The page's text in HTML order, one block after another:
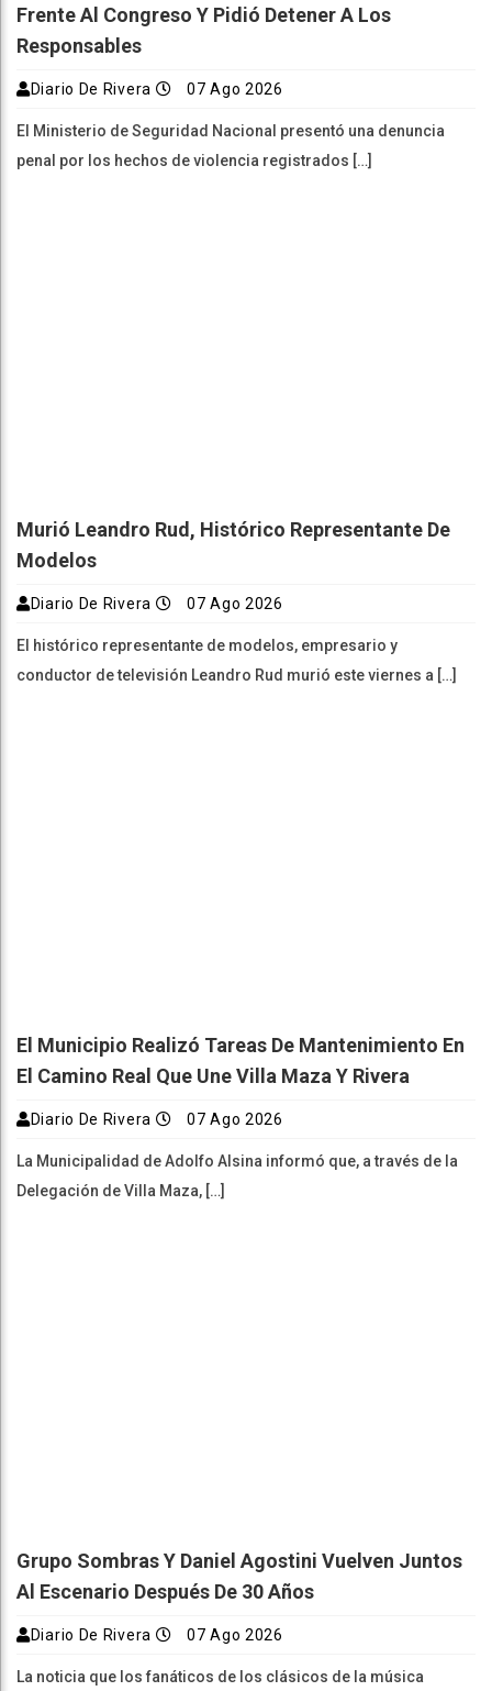
Frente Al Congreso Y Pidió Detener A Los
Responsables
Diario De Rivera 07 Ago 2026
El Ministerio de Seguridad Nacional presentó una denuncia
penal por los hechos de violencia registrados […]
Murió Leandro Rud, Histórico Representante De
Modelos
Diario De Rivera 07 Ago 2026
El histórico representante de modelos, empresario y
conductor de televisión Leandro Rud murió este viernes a […]
El Municipio Realizó Tareas De Mantenimiento En
El Camino Real Que Une Villa Maza Y Rivera
Diario De Rivera 07 Ago 2026
La Municipalidad de Adolfo Alsina informó que, a través de la
Delegación de Villa Maza, […]
Grupo Sombras Y Daniel Agostini Vuelven Juntos
Al Escenario Después De 30 Años
Diario De Rivera 07 Ago 2026
La noticia que los fanáticos de los clásicos de la música